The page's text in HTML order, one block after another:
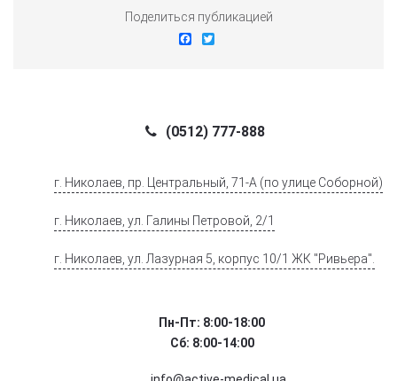
Поделиться публикацией
Facebook
(0512) 777-888
г. Николаев, пр. Центральный, 71-А (по улице Соборной)
г. Николаев, ул. Галины Петровой, 2/1
г. Николаев, ул. Лазурная 5, корпус 10/1 ЖК "Ривьера".
Пн-Пт: 8:00-18:00
Сб: 8:00-14:00